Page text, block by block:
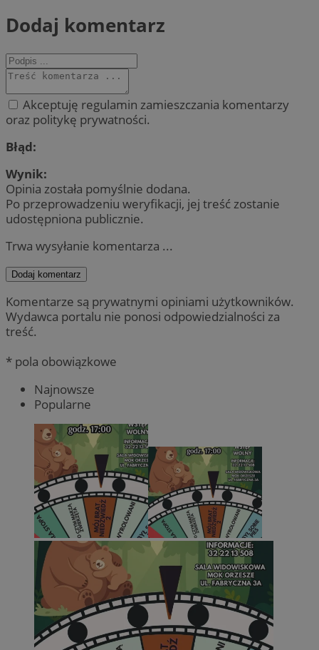
Dodaj komentarz
Akceptuję regulamin zamieszczania komentarzy
oraz politykę prywatności.
Błąd:
Wynik:
Opinia została pomyślnie dodana.
Po przeprowadzeniu weryfikacji, jej treść zostanie
udostępniona publicznie.
Trwa wysyłanie komentarza ...
Dodaj komentarz
Komentarze są prywatnymi opiniami użytkowników.
Wydawca portalu nie ponosi odpowiedzialności za
treść.
* pola obowiązkowe
Najnowsze
Popularne